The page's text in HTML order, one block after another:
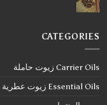
في
مطبخك
اليانسون
النجمي
علبة
المكياج
CATEGORIES
Carrier Oils زيوت حاملة
Essential Oils زيوت عطرية اساسية